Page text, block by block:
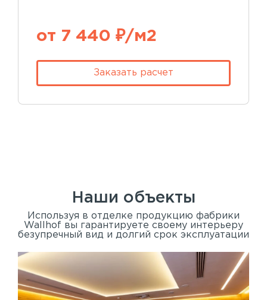
от 7 440 ₽/м2
Заказать расчет
Наши объекты
Используя в отделке продукцию фабрики
Wallhof вы гарантируете своему интерьеру
безупречный вид и долгий срок эксплуатации